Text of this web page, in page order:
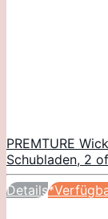
PREMTURE
Schubladen, 2
Details